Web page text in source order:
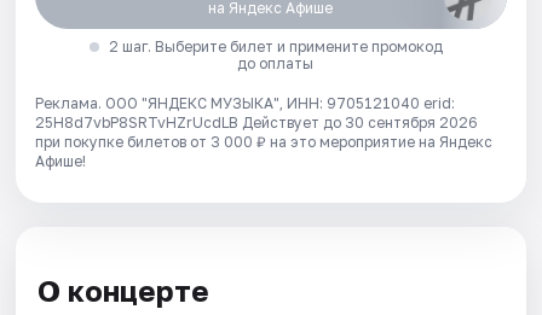
на Яндекс Афише
2 шаг. Выберите билет и примените промокод
до оплаты
Реклама. ООО "ЯНДЕКС МУЗЫКА", ИНН: 9705121040 erid:
25H8d7vbP8SRTvHZrUcdLB Действует до 30 сентября 2026
при покупке билетов от 3 000 ₽ на это мероприятие на Яндекс
Афише!
О концерте